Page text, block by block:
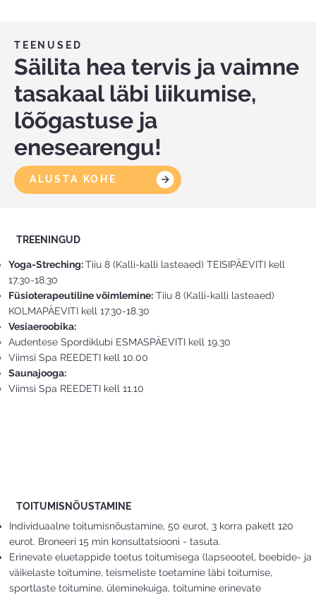
TREENINGUD
Yoga-Streching:Tiiu 8 (Kalli-kalli lasteaed) TEISIPÄEVITI kell
17.30-18.30
Füsioterapeutiline võimlemine:Tiiu 8 (Kalli-kalli lasteaed)
KOLMAPÄEVITI kell 17.30-18.30
Vesiaeroobika:
Audentese Spordiklubi ESMASPÄEVITI kell 19.30
Viimsi Spa REEDETI kell 10.00
Saunajooga:
Viimsi Spa REEDETI kell 11.10​
TOITUMISNÕUSTAMINE
Individuaalne toitumisnõustamine, 50 eurot, 3 korra pakett 120
eurot. Broneeri 15 min konsultatsiooni - tasuta.
Erinevate eluetappide toetus toitumisega (lapseootel, beebide- ja
väikelaste toitumine, teismeliste toetamine läbi toitumise,
sportlaste toitumine, üleminekuiga, toitumine erinevate
TEENUSED
Säilita hea tervis ja vaimne
tasakaal läbi liikumise,
lõõgastuse ja
enesearengu!
ALUSTA KOHE